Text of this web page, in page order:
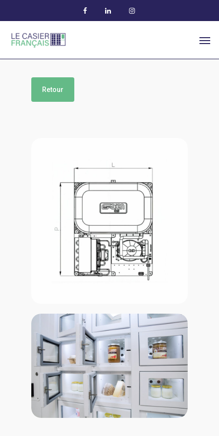
Retour